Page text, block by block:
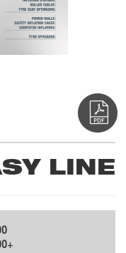
LINE
+